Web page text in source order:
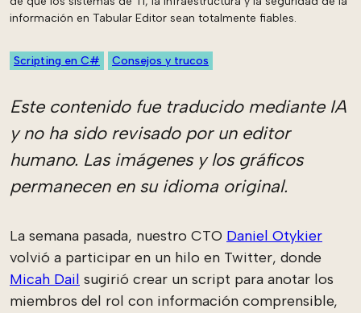
información en Tabular Editor sean totalmente fiables.
Scripting en C# Consejos y trucos
Este contenido fue traducido mediante IA
y no ha sido revisado por un editor
humano. Las imágenes y los gráficos
permanecen en su idioma original.
La semana pasada, nuestro CTO Daniel Otykier
volvió a participar en un hilo en Twitter, donde
Micah Dail sugirió crear un script para anotar los
miembros del rol con información comprensible,